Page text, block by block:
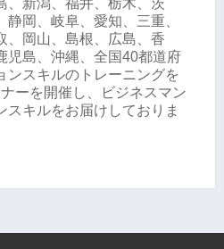
、新潟、福井、栃木、茨
岡、岐阜、愛知、三重、
、岡山、島根、広島、香
児島、沖縄、全国40都道府
ンスキルのトレーニングを
ーを開催し、ビジネスマン
キルをお届けしておりま